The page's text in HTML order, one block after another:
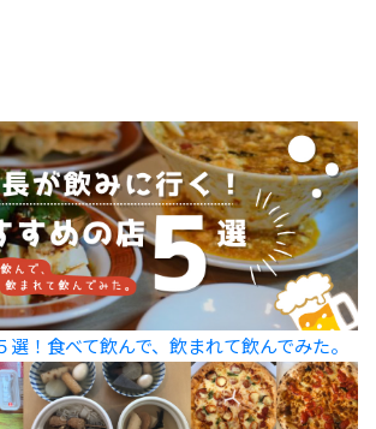
！食べて飲んで、飲まれて飲んでみた。